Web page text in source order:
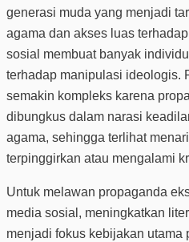
generasi muda yang menjadi
agama dan akses luas
sosial membuat banyak
terhadap manipulasi ideologis.
semakin kompleks karena
dibungkus dalam narasi
agama, sehingga terlihat
terpinggirkan atau mengalami
Untuk melawan propaganda
media sosial, meningkatkan
menjadi fokus kebijakan utama